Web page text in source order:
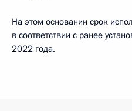
На этом основании срок
в соответствии с ранее
2022 года.